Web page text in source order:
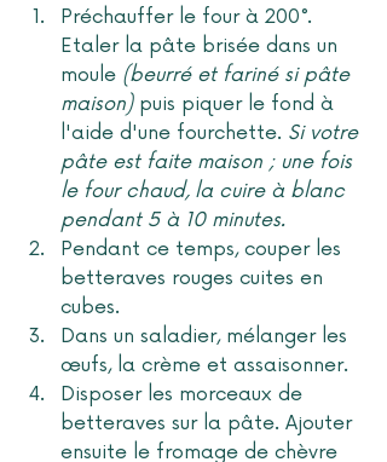
Préchauffer le four à 200°.
Etaler la pâte brisée dans un
moule (beurré et fariné si pâte
maison) puis piquer le fond à
l'aide d'une fourchette. Si votre
pâte est faite maison ; une fois
le four chaud, la cuire à blanc
pendant 5 à 10 minutes.
Pendant ce temps, couper les
betteraves rouges cuites en
cubes.
Dans un saladier, mélanger les
œufs, la crème et assaisonner.
Disposer les morceaux de
betteraves sur la pâte. Ajouter
ensuite le fromage de chèvre